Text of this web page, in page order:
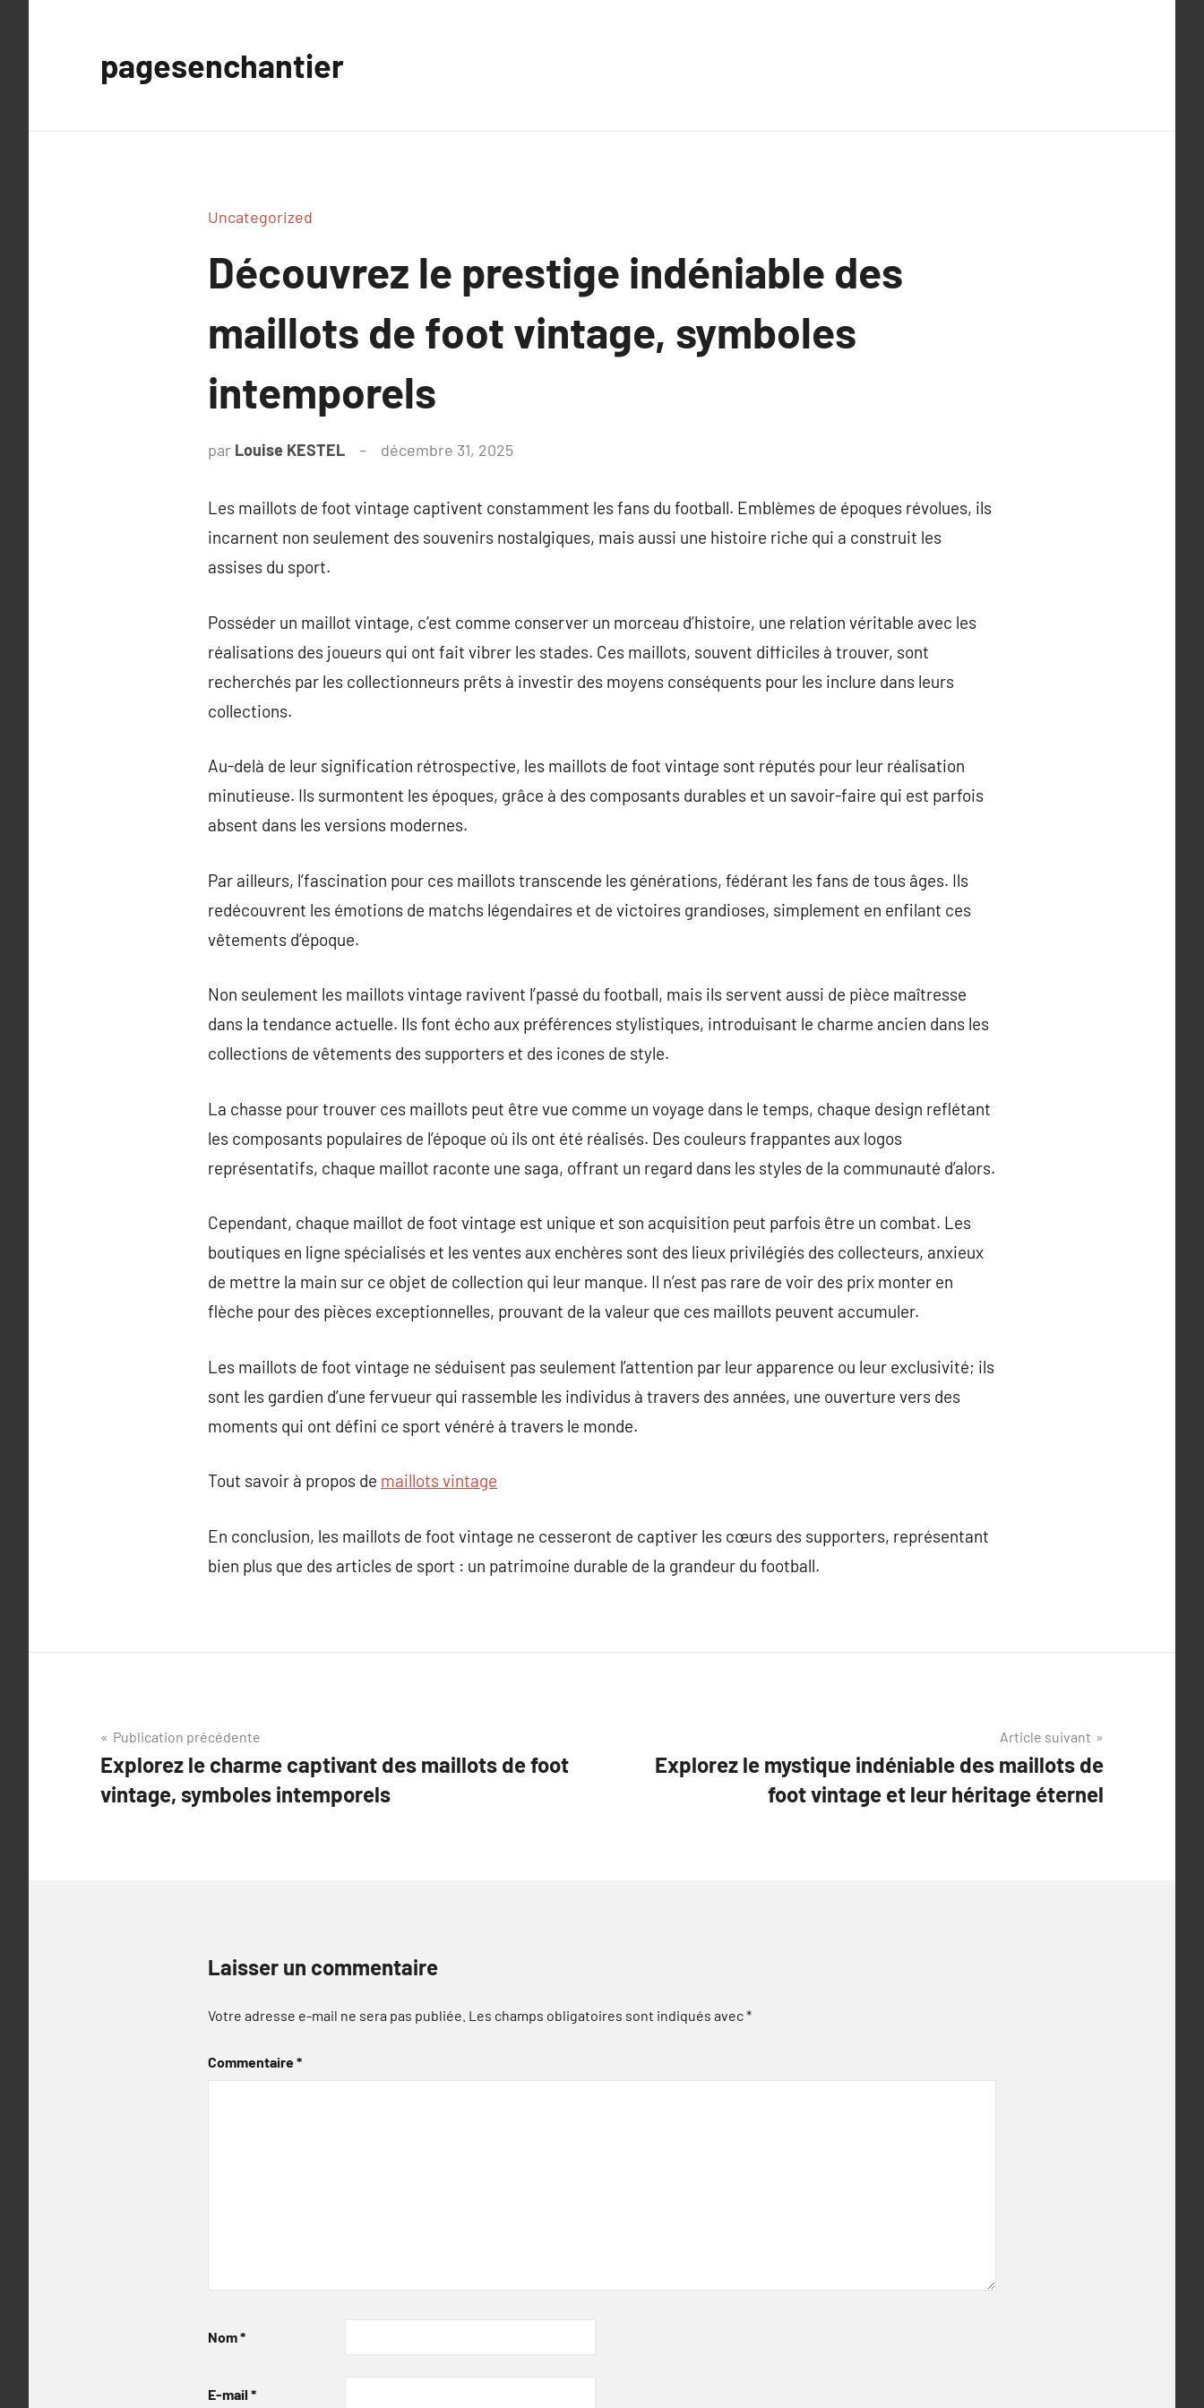
pagesenchantier
Uncategorized
Découvrez le prestige indéniable des
maillots de foot vintage, symboles
intemporels
par Louise KESTEL décembre 31, 2025
Les maillots de foot vintage captivent constamment les fans du football. Emblèmes de époques révolues, ils
incarnent non seulement des souvenirs nostalgiques, mais aussi une histoire riche qui a construit les
assises du sport.
Posséder un maillot vintage, c’est comme conserver un morceau d’histoire, une relation véritable avec les
réalisations des joueurs qui ont fait vibrer les stades. Ces maillots, souvent difficiles à trouver, sont
recherchés par les collectionneurs prêts à investir des moyens conséquents pour les inclure dans leurs
collections.
Au-delà de leur signification rétrospective, les maillots de foot vintage sont réputés pour leur réalisation
minutieuse. Ils surmontent les époques, grâce à des composants durables et un savoir-faire qui est parfois
absent dans les versions modernes.
Par ailleurs, l’fascination pour ces maillots transcende les générations, fédérant les fans de tous âges. Ils
redécouvrent les émotions de matchs légendaires et de victoires grandioses, simplement en enfilant ces
vêtements d’époque.
Non seulement les maillots vintage ravivent l’passé du football, mais ils servent aussi de pièce maîtresse
dans la tendance actuelle. Ils font écho aux préférences stylistiques, introduisant le charme ancien dans les
collections de vêtements des supporters et des icones de style.
La chasse pour trouver ces maillots peut être vue comme un voyage dans le temps, chaque design reflétant
les composants populaires de l’époque où ils ont été réalisés. Des couleurs frappantes aux logos
représentatifs, chaque maillot raconte une saga, offrant un regard dans les styles de la communauté d’alors.
Cependant, chaque maillot de foot vintage est unique et son acquisition peut parfois être un combat. Les
boutiques en ligne spécialisés et les ventes aux enchères sont des lieux privilégiés des collecteurs, anxieux
de mettre la main sur ce objet de collection qui leur manque. Il n’est pas rare de voir des prix monter en
flèche pour des pièces exceptionnelles, prouvant de la valeur que ces maillots peuvent accumuler.
Les maillots de foot vintage ne séduisent pas seulement l’attention par leur apparence ou leur exclusivité; ils
sont les gardien d’une fervueur qui rassemble les individus à travers des années, une ouverture vers des
moments qui ont défini ce sport vénéré à travers le monde.
Tout savoir à propos de maillots vintage
En conclusion, les maillots de foot vintage ne cesseront de captiver les cœurs des supporters, représentant
bien plus que des articles de sport : un patrimoine durable de la grandeur du football.
Navigation
de
l’article
Publication précédente
Explorez le charme captivant des maillots de foot
vintage, symboles intemporels
Article suivant
Explorez le mystique indéniable des maillots de
foot vintage et leur héritage éternel
Laisser un commentaire
Votre adresse e-mail ne sera pas publiée. Les champs obligatoires sont indiqués avec*
Commentaire*
Nom*
E-mail *